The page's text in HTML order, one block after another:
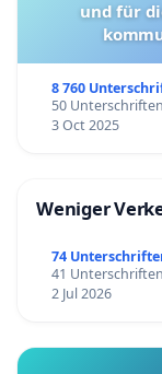
und für
8 760
50
3 Oct 2025
Weniger
74
41
2 Jul 2026